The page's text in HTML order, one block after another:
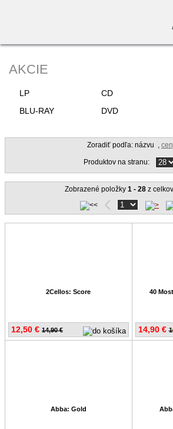
AKCIE
LP CD
BLU-RAY
DVD
Zoradiť podľa: názvu ,
Produktov na stranu:
Zobrazené položky 1 - 28 z
12,50 € 14,90 €
2Cellos: Score
14,90 €
40
Abba: Gold